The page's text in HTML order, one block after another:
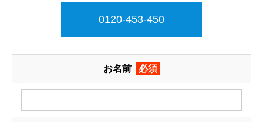
0120-453-450
お名前 必須